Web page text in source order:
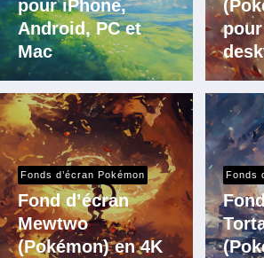
pour iPhone,
Android, PC et
Mac
Fonds d’écran Pokémon
Fond d’écran
Mewtwo
(Pokémon) en 4K
Fonds